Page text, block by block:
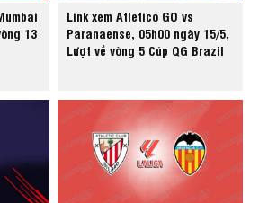
13
Link xem Atletico GO vs
Paranaense, 05h00 ngày 15/5,
Lượt về vòng 5 Cúp QG Brazil